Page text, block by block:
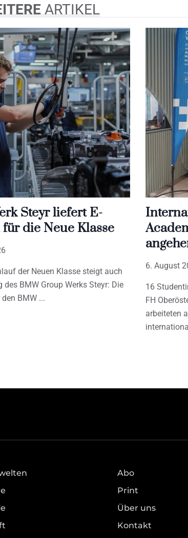
ARTIKEL
Steyr liefert E-
die Neue Klasse
der Neuen Klasse steigt auch
des BMW Group Werks Steyr: Die
BMW
6. August
16
FH
arbeiteten
Abo
Print
Über uns
Kontakt